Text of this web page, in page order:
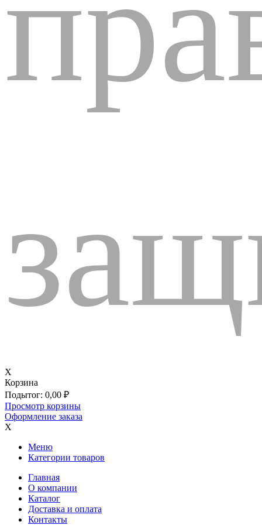
X
Корзина
Подытог: 0,00 ₽
Просмотр корзины
Оформление заказа
X
Меню
Категории товаров
Главная
О компании
Каталог
Доставка и оплата
Контакты